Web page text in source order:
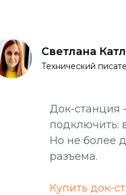
Светлана
Технический
Док-станция
подключить:
Но не более
разъема.
Купить док-